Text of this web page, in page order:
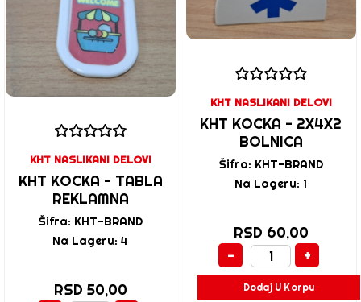
KHT NASLIKANI DELOVI
KHT KOCKA - TABLA
REKLAMNA
Šifra: KHT-BRAND
Na Lageru: 4
RSD 50,00
KHT NASLIKANI DELOVI
KHT KOCKA - 2X4X2
BOLNICA
Šifra: KHT-BRAND
Na Lageru: 1
RSD 60,00
-
+
Dodaj U Korpu